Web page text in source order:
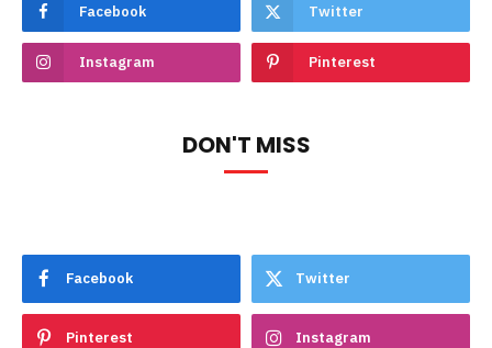
Facebook Twitter
Instagram Pinterest
DON'T MISS
Facebook Twitter
Pinterest Instagram